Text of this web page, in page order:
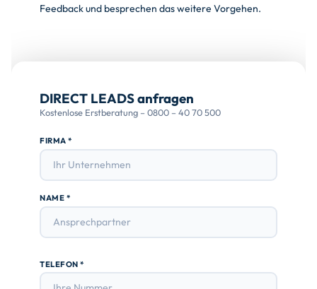
Feedback und besprechen das weitere Vorgehen.
DIRECT LEADS anfragen
Kostenlose Erstberatung – 0800 – 40 70 500
FIRMA *
NAME *
TELEFON *